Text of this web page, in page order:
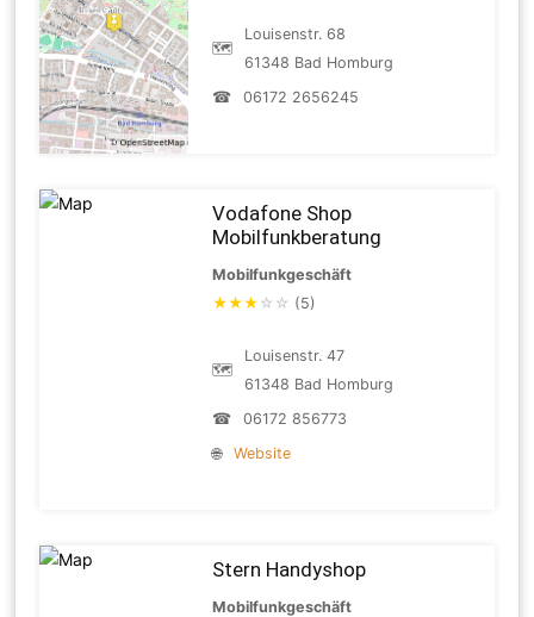
🗺
Louisenstr. 68
61348 Bad Homburg
☎
06172 2656245
Vodafone Shop
Mobilfunkberatung
Mobilfunkgeschäft
★★★ ☆ ☆ (5)
🗺
Louisenstr. 47
61348 Bad Homburg
☎
06172 856773
🌐
Website
Stern Handyshop
Mobilfunkgeschäft